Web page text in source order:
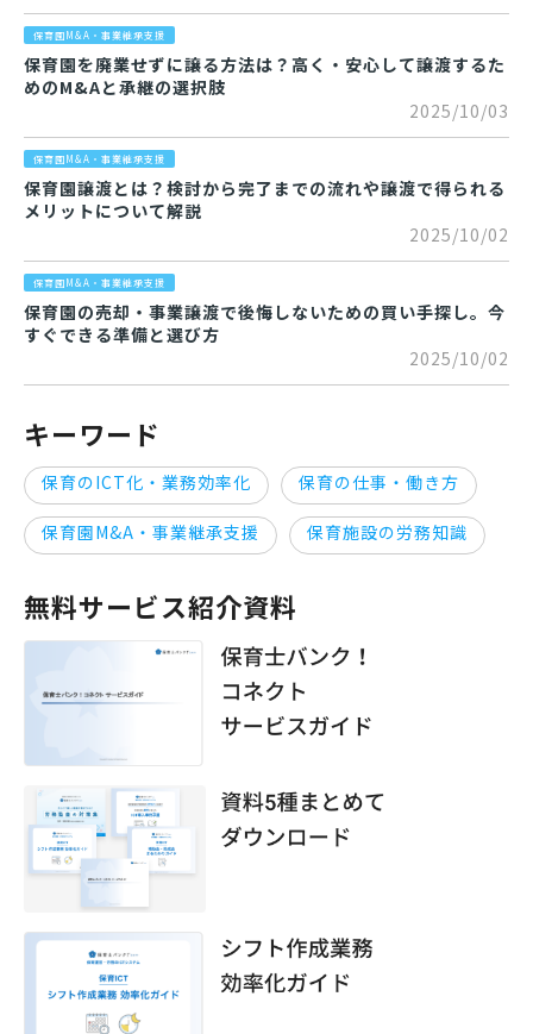
保育園M&A・事業継承支援
保育園を廃業せずに譲る方法は？高く・安心して譲渡するた
めのM&Aと承継の選択肢
2025/10/03
保育園M&A・事業継承支援
保育園譲渡とは？検討から完了までの流れや譲渡で得られる
メリットについて解説
2025/10/02
保育園M&A・事業継承支援
保育園の売却・事業譲渡で後悔しないための買い手探し。今
すぐできる準備と選び方
2025/10/02
キーワード
保育のICT化・業務効率化 保育の仕事・働き方
保育園M&A・事業継承支援 保育施設の労務知識
無料サービス紹介資料